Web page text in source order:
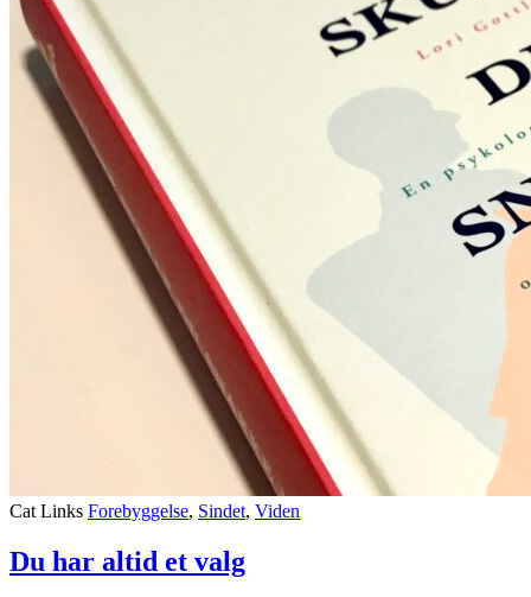
Cat Links Forebyggelse, Sindet, Viden
Du har altid et valg